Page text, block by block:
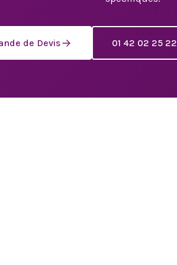
de Devis 01 42 02 25 22